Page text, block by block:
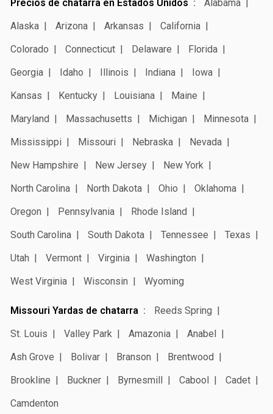
Precios de chatarra en Estados Unidos
Alabama
Alaska
Arizona Arkansas
California
Colorado
Connecticut Delaware
Florida
Georgia
Idaho Illinois Indiana
Iowa
Kansas
Kentucky Louisiana
Maine
Maryland
Massachusetts Michigan
Minnesota
Mississippi
Missouri Nebraska
Nevada
New Hampshire
New Jersey
New York
North Carolina
North Dakota Ohio
Oklahoma
Oregon
Pennsylvania
Rhode Island
South Carolina
South Dakota Tennessee
Texas
Utah
Vermont Virginia
Washington
West Virginia
Wisconsin Wyoming
Missouri Yardas de chatarra
Reeds Spring
St. Louis
Valley Park Amazonia
Anabel
Ash Grove
Bolivar Branson
Brentwood
Brookline
Buckner Byrnesmill Cabool
Cadet
Camdenton